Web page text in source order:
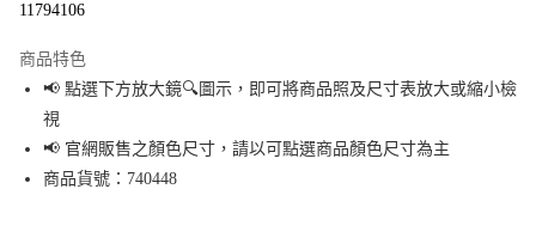
Apple Pay
街口支付
悠遊付
11794106
商品特色
📢 點選下方放大鏡🔍圖示，即可將商品照及尺寸表放大或縮小檢
視
📢 官網販售之顏色尺寸，請以可點選商品顏色尺寸為主
商品貨號：740448